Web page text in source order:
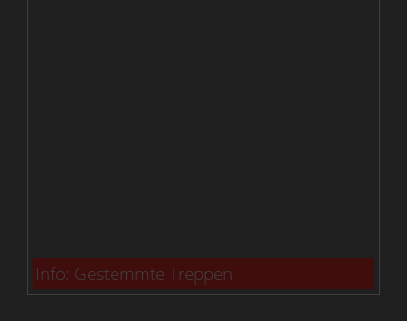
Info: Gestemmte Treppen